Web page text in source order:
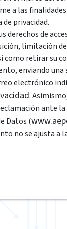
a las
privacidad.
derechos de
limitación
como retirar su
enviando una
electrónico
.
ante la
Datos (
no se ajusta a